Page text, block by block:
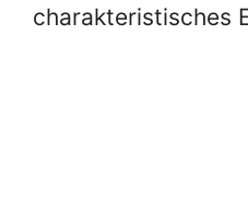
charakteristisches